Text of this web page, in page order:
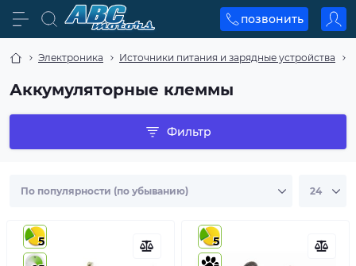
позвонить
Электроника Источники питания и зарядные устройства
Аккумуляторные клеммы
Фильтр
5
5